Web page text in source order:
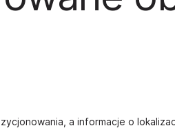
a informacje o